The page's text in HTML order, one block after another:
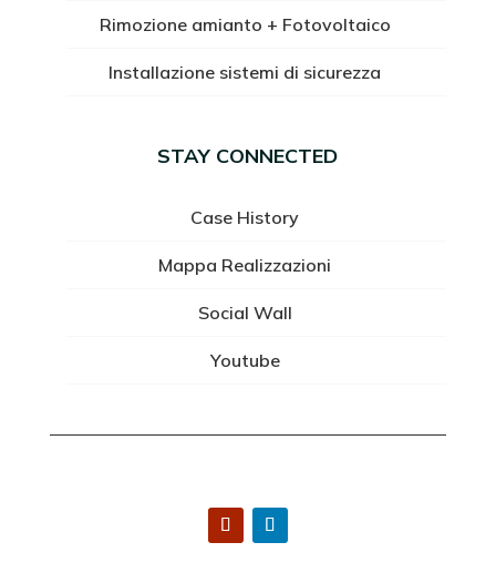
Rimozione amianto + Fotovoltaico
Installazione sistemi di sicurezza
STAY CONNECTED
Case History
Mappa Realizzazioni
Social Wall
Youtube